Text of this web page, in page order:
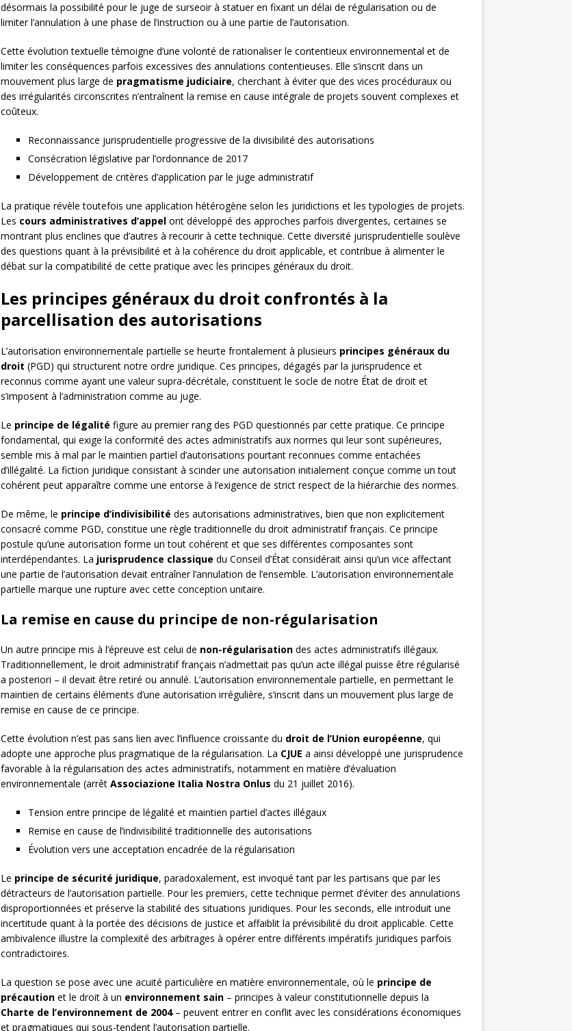
désormais la possibilité pour le juge de surseoir à statuer en fixant un délai de régularisation ou de
limiter l’annulation à une phase de l’instruction ou à une partie de l’autorisation.
Cette évolution textuelle témoigne d’une volonté de rationaliser le contentieux environnemental et de
limiter les conséquences parfois excessives des annulations contentieuses. Elle s’inscrit dans un
mouvement plus large de pragmatisme judiciaire, cherchant à éviter que des vices procéduraux ou
des irrégularités circonscrites n’entraînent la remise en cause intégrale de projets souvent complexes et
coûteux.
Reconnaissance jurisprudentielle progressive de la divisibilité des autorisations
Consécration législative par l’ordonnance de 2017
Développement de critères d’application par le juge administratif
La pratique révèle toutefois une application hétérogène selon les juridictions et les typologies de projets.
Les cours administratives d’appelont développé des approches parfois divergentes, certaines se
montrant plus enclines que d’autres à recourir à cette technique. Cette diversité jurisprudentielle soulève
des questions quant à la prévisibilité et à la cohérence du droit applicable, et contribue à alimenter le
débat sur la compatibilité de cette pratique avec les principes généraux du droit.
Les principes généraux du droit confrontés à la
parcellisation des autorisations
L’autorisation environnementale partielle se heurte frontalement à plusieurs principes généraux du
droit (PGD) qui structurent notre ordre juridique. Ces principes, dégagés par la jurisprudence et
reconnus comme ayant une valeur supra-décrétale, constituent le socle de notre État de droit et
s’imposent à l’administration comme au juge.
Le principe de légalité figure au premier rang des PGD questionnés par cette pratique. Ce principe
fondamental, qui exige la conformité des actes administratifs aux normes qui leur sont supérieures,
semble mis à mal par le maintien partiel d’autorisations pourtant reconnues comme entachées
d’illégalité. La fiction juridique consistant à scinder une autorisation initialement conçue comme un tout
cohérent peut apparaître comme une entorse à l’exigence de strict respect de la hiérarchie des normes.
De même, le principe d’indivisibilité des autorisations administratives, bien que non explicitement
consacré comme PGD, constitue une règle traditionnelle du droit administratif français. Ce principe
postule qu’une autorisation forme un tout cohérent et que ses différentes composantes sont
interdépendantes. La jurisprudence classique du Conseil d’État considérait ainsi qu’un vice affectant
une partie de l’autorisation devait entraîner l’annulation de l’ensemble. L’autorisation environnementale
partielle marque une rupture avec cette conception unitaire.
La remise en cause du principe de non-régularisation
Un autre principe mis à l’épreuve est celui de non-régularisationdes actes administratifs illégaux.
Traditionnellement, le droit administratif français n’admettait pas qu’un acte illégal puisse être régularisé
a posteriori – il devait être retiré ou annulé. L’autorisation environnementale partielle, en permettant le
maintien de certains éléments d’une autorisation irrégulière, s’inscrit dans un mouvement plus large de
remise en cause de ce principe.
Cette évolution n’est pas sans lien avec l’influence croissante du droit de l’Union européenne, qui
adopte une approche plus pragmatique de la régularisation. La CJUE a ainsi développé une jurisprudence
favorable à la régularisation des actes administratifs, notamment en matière d’évaluation
environnementale (arrêt Associazione Italia Nostra Onlus du 21 juillet 2016).
Tension entre principe de légalité et maintien partiel d’actes illégaux
Remise en cause de l’indivisibilité traditionnelle des autorisations
Évolution vers une acceptation encadrée de la régularisation
Le principe de sécurité juridique, paradoxalement, est invoqué tant par les partisans que par les
détracteurs de l’autorisation partielle. Pour les premiers, cette technique permet d’éviter des annulations
disproportionnées et préserve la stabilité des situations juridiques. Pour les seconds, elle introduit une
incertitude quant à la portée des décisions de justice et affaiblit la prévisibilité du droit applicable. Cette
ambivalence illustre la complexité des arbitrages à opérer entre différents impératifs juridiques parfois
contradictoires.
La question se pose avec une acuité particulière en matière environnementale, où le principe de
précautionet le droit à un environnement sain– principes à valeur constitutionnelle depuis la
Charte de l’environnement de 2004– peuvent entrer en conflit avec les considérations économiques
et pragmatiques qui sous-tendent l’autorisation partielle.